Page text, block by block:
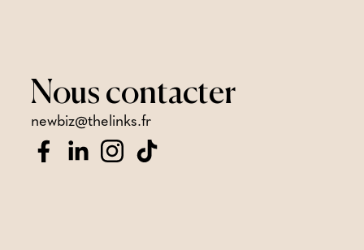
Nous contacter
newbiz@thelinks.fr